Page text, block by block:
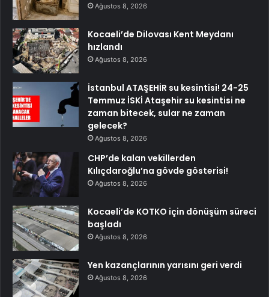
Ağustos 8, 2026
Kocaeli’de Dilovası Kent Meydanı
hızlandı
Ağustos 8, 2026
İstanbul ATAŞEHİR su kesintisi! 24-25
Temmuz İSKİ Ataşehir su kesintisi ne
zaman bitecek, sular ne zaman
gelecek?
Ağustos 8, 2026
CHP’de kalan vekillerden
Kılıçdaroğlu’na gövde gösterisi!
Ağustos 8, 2026
Kocaeli’de KOTKO için dönüşüm süreci
başladı
Ağustos 8, 2026
Yen kazançlarının yarısını geri verdi
Ağustos 8, 2026